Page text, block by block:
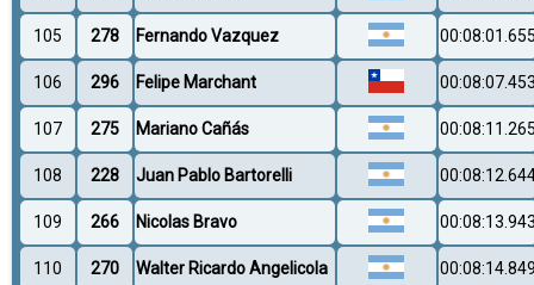
105 278 Fernando Vazquez
106 296 Felipe Marchant
107 275 Mariano Cañás
108 228 Juan Pablo Bartorelli
109 266 Nicolas Bravo
110 270 Walter Ricardo Angelicola